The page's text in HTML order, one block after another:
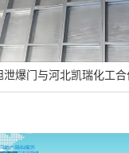
河北凯瑞化工合作